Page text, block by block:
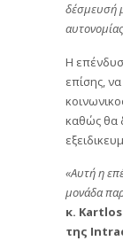
δέσμευσή
Η
επίσης,
καθώς θα
«Αυτή η
μονάδα
κ.
της